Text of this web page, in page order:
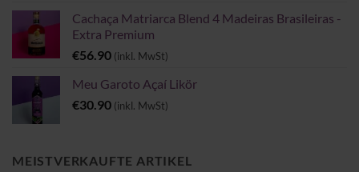
Cachaça Matriarca Blend 4 Madeiras Brasileiras -
Extra Premium
€56.90 (inkl. MwSt)
Meu Garoto Açaí Likör
€30.90 (inkl. MwSt)
MEISTVERKAUFTE ARTIKEL